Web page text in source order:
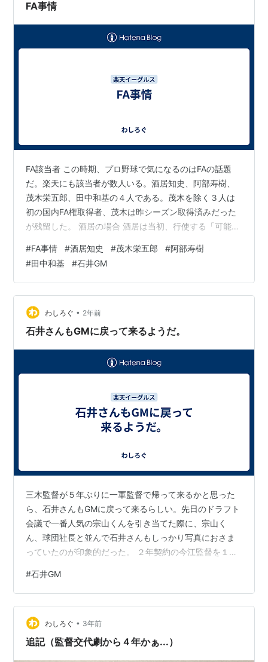
FA事情
FA該当者 この時期、プロ野球で気になるのはFAの話題
だ。楽天にも該当者が数人いる。酒居知史、阿部寿樹、
茂木栄五郎、田中和基の４人である。茂木を除く３人は
初の国内FA権取得者、茂木は昨シーズン取得済みだった
が残留した。 酒居の場合 酒居は当初、行使する「可能性
留」と決めたらしい。 hochi.news 石井GMの働きがあっ
たらしい。今季４９試合に登板し２６ホールドの成績を
残した酒居にはオリックスやDeNAが獲得に乗り出してい
るという報道もあったから、石井GMの「返り咲き一発目
の仕事」としてはグッジョブだったのではないかｗ。 茂
木の場合 茂木にはヤ…
#FA事情 #酒居知史 #茂木栄五郎 #阿部寿樹
#田中和基 #石井GM
わしろぐ • 2年前
石井さんもGMに戻って来るようだ。
三木監督が５年ぶりに一軍監督で帰って来るかと思った
ら、石井さんもGMに戻って来るらしい。先日のドラフト
会議で一番人気の宗山くんを引き当てた際に、宗山く
ん、球団社長と並んで石井さんもしっかり写真におさま
っていたのが印象的だった。 ２年契約の今江監督を１年
騒ぎ立てていたが、この監督解任劇の影の主導者的な報
道もあった石井さんをあえてGMに復帰させるあたり、球
団はそんなことをまったく意に介していないようだ。 サ
ンド・伊達さんに言わせると「人気商売だからもっと上
手くやれ」ということになるが、ここまで「我感せず」
#石井GM
わしろぐ • 3年前
追記（監督交代劇から４年かぁ...）